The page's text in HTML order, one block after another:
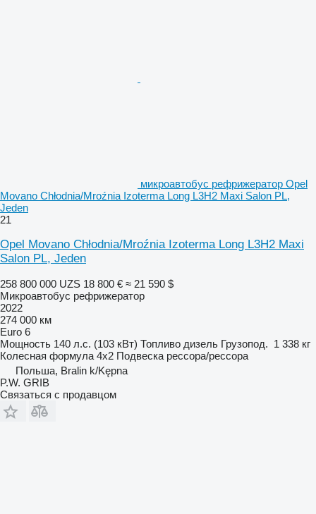
микроавтобус рефрижератор Opel
Movano Chłodnia/Mroźnia Izoterma Long L3H2 Maxi Salon PL,
Jeden
21
Opel Movano Chłodnia/Mroźnia Izoterma Long L3H2 Maxi
Salon PL, Jeden
258 800 000 UZS 18 800 € ≈ 21 590 $
Микроавтобус рефрижератор
2022
274 000 км
Euro 6
Мощность 140 л.с. (103 кВт) Топливо дизель Грузопод. 1 338 кг
Колесная формула 4x2 Подвеска рессора/рессора
Польша, Bralin k/Kępna
P.W. GRIB
Связаться с продавцом